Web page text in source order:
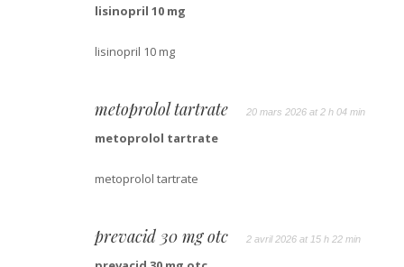
lisinopril 10 mg
lisinopril 10 mg
metoprolol tartrate 20 mars 2026 at 2 h 04 min
metoprolol tartrate
metoprolol tartrate
prevacid 30 mg otc 2 avril 2026 at 15 h 22 min